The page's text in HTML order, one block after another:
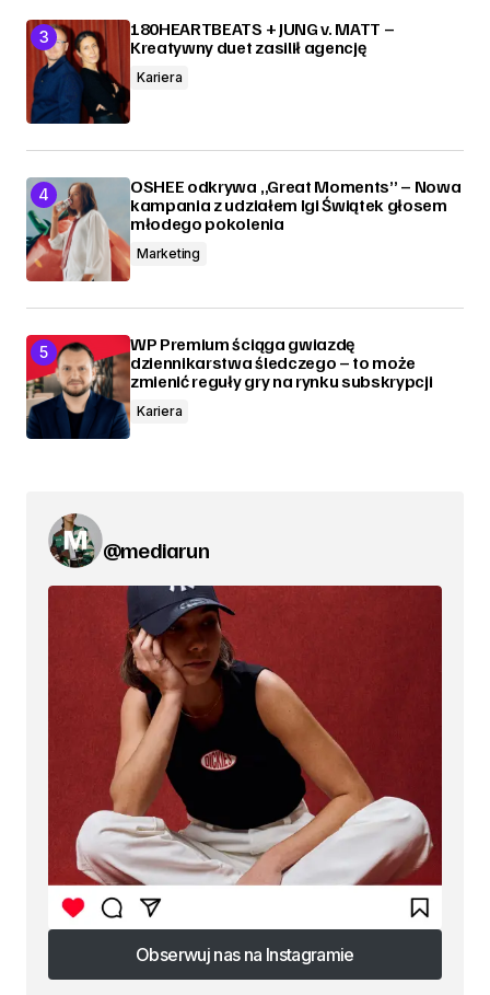
180HEARTBEATS + JUNG v. MATT –
Kreatywny duet zasilił agencję
Kariera
OSHEE odkrywa „Great Moments” – Nowa
kampania z udziałem Igi Świątek głosem
młodego pokolenia
Marketing
WP Premium ściąga gwiazdę
dziennikarstwa śledczego – to może
zmienić reguły gry na rynku subskrypcji
Kariera
@mediarun
Obserwuj nas na Instagramie
Obserwuj nas na Instagramie